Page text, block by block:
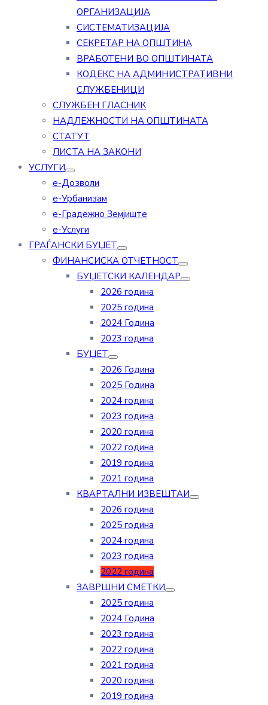
ОРГАНИЗАЦИЈА
СИСТЕМАТИЗАЦИЈА
СЕКРЕТАР НА ОПШТИНА
ВРАБОТЕНИ ВО ОПШТИНАТА
КОДЕКС НА АДМИНИСТРАТИВНИ
СЛУЖБЕНИЦИ
СЛУЖБЕН ГЛАСНИК
НАДЛЕЖНОСТИ НА ОПШТИНАТА
СТАТУТ
ЛИСТА НА ЗАКОНИ
УСЛУГИ
е-Дозволи
е-Урбанизам
е-Градежно Земјиште
е-Услуги
ГРАЃАНСКИ БУЏЕТ
ФИНАНСИСКА ОТЧЕТНОСТ
БУЏЕТСКИ КАЛЕНДАР
2026 година
2025 година
2024 Година
2023 година
БУЏЕТ
2026 Година
2025 Година
2024 година
2023 година
2020 година
2022 година
2019 година
2021 година
КВАРТАЛНИ ИЗВЕШТАИ
2026 година
2025 година
2024 година
2023 година
2022 година
ЗАВРШНИ СМЕТКИ
2025 година
2024 Година
2023 година
2022 година
2021 година
2020 година
2019 година